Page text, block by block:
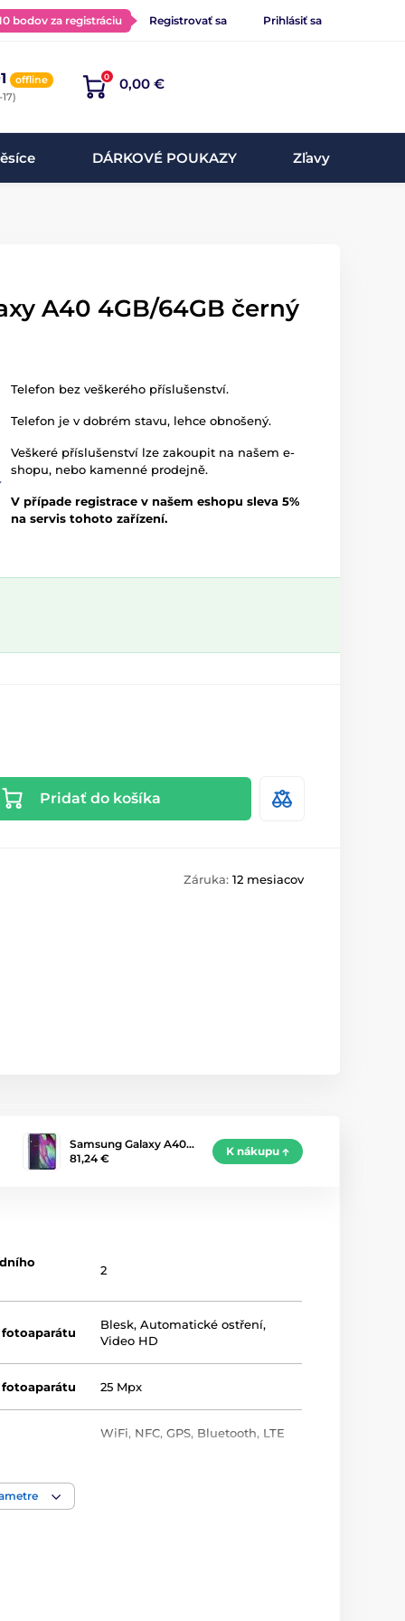
bodov za registráciu Registrovať sa Prihlásiť sa
offline 0 0,00 €
DÁRKOVÉ POUKAZY Zľavy
A40 4GB/64GB černý
Telefon bez veškerého příslušenství.
Telefon je v dobrém stavu, lehce obnošený.
Veškeré příslušenství lze zakoupit na našem e-
shopu, nebo kamenné prodejně.
V případe registrace v našem eshopu sleva 5%
na servis tohoto zařízení.
Pridať do košíka
Záruka: 12 mesiacov
Samsung Galaxy A40…
81,24 €
K nákupu
2
Blesk,Automatické ostření,
Video HD
25 Mpx
WiFi, NFC,GPS, Bluetooth, LTE